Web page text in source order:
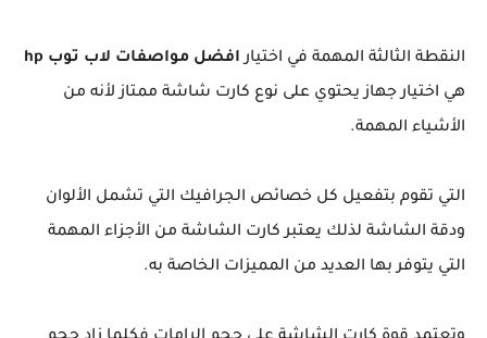
النقطة الثالثة المهمة في اختيارافضل مواصفات لاب توب hp
هي اختيار جهاز يحتوي على نوع كارت شاشة ممتاز لأنه من
الأشياء المهمة.
التي تقوم بتفعيل كل خصائص الجرافيك التي تشمل الألوان
ودقة الشاشة لذلك يعتبر كارت الشاشة من الأجزاء المهمة
التي يتوفر بها العديد من المميزات الخاصة به.